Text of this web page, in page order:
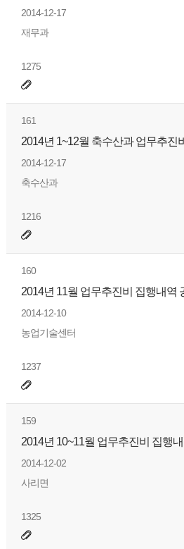
2014-12-17
재무과
1275
161
2014년 1~12월 축수산과 업무추진
2014-12-17
축수산과
1216
160
2014년 11월 업무추진비 집행내역
2014-12-10
농업기술센터
1237
159
2014년 10~11월 업무추진비 집행
2014-12-02
사리면
1325